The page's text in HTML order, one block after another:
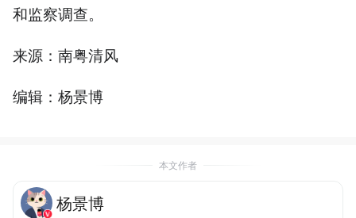
和监察调查。
来源：南粤清风
编辑：杨景博
本文作者
杨景博